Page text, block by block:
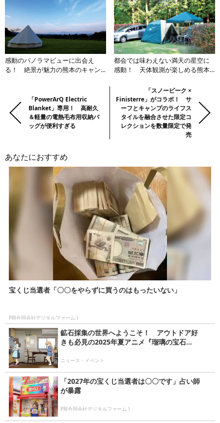
感動のパノラマビューに出会え
る！ 絶景が魅力の熊本のキャン
都会では味わえない満天の星空に
感動！ 天体観測が楽しめる熊本
記
事・
記
「PowerArQ Electric
Blanket」専用！ 高耐久
＆軽量の電熱毛布用収納バ
ッグが便利すぎる
「スノーピーク ×
Finisterre」がコラボ！ サ
ーフとキャンプのライフス
タイルを融合させた限定コ
レクションを数量限定で発
売
あなたにおすすめ
宝くじ当選者「〇〇をやらずに買うのはもったいない」
PR(合同会社デジタルファーム )
鉱石採集の世界へようこそ！ アウトドア好
きも必見の2025年夏アニメ『瑠璃の宝石...
ニュース・イベント
「2027年の宝くじ当選者は〇〇です」占い師
が暴露
PR(合同会社デジタルファーム )